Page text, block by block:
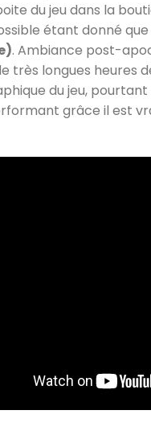
du jeu dans la
étant donné que
. Ambiance post-
très longues heures
du jeu,
grâce il est